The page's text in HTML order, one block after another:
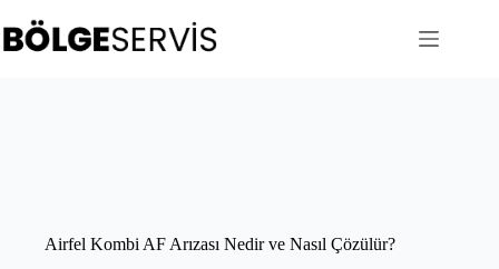
to
content
Airfel Kombi AF Arızası Nedir ve Nasıl Çözülür?